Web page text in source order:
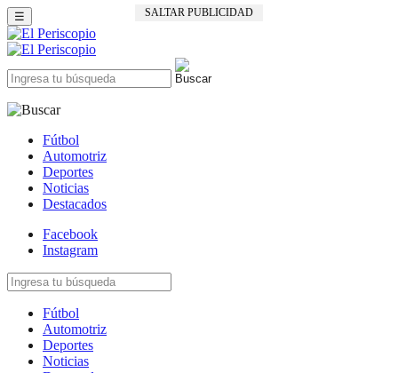
SALTAR PUBLICIDAD
☰
Fútbol
Automotriz
Deportes
Noticias
Destacados
Facebook
Instagram
Fútbol
Automotriz
Deportes
Noticias